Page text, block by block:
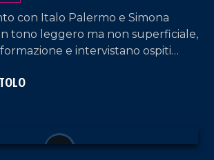
con Italo Palermo e Simona
tono leggero ma non superficiale,
e intervistano ospiti